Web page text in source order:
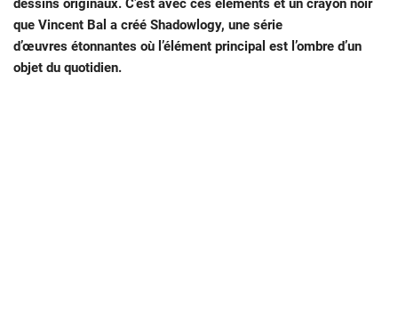
dessins originaux. C’est avec ces éléments et un crayon noir
que Vincent Bal a créé Shadowlogy, une série
d’œuvres étonnantes où l’élément principal est l’ombre d’un
objet du quotidien.